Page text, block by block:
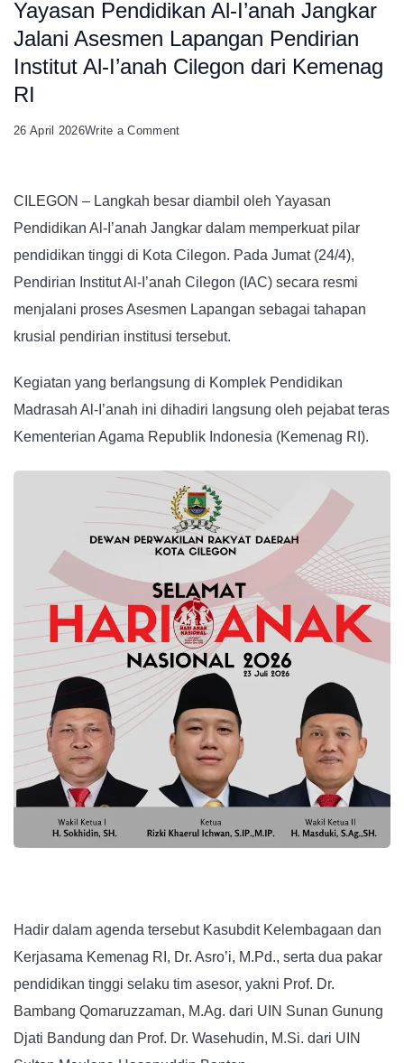
Yayasan Pendidikan Al-I’anah Jangkar
Jalani Asesmen Lapangan Pendirian
Institut Al-I’anah Cilegon dari Kemenag
RI
26 April 2026Write a Commenton
I’anah
Jangkar
Asesmen
Cilegon
dari
Kemenag
CILEGON – Langkah besar diambil oleh Yayasan
Pendidikan Al-I’anah Jangkar dalam memperkuat pilar
pendidikan tinggi di Kota Cilegon. Pada Jumat (24/4),
Pendirian Institut Al-I’anah Cilegon (IAC) secara resmi
menjalani proses Asesmen Lapangan sebagai tahapan
krusial pendirian institusi tersebut.
Kegiatan yang berlangsung di Komplek Pendidikan
Madrasah Al-I’anah ini dihadiri langsung oleh pejabat teras
Kementerian Agama Republik Indonesia (Kemenag RI).
Hadir dalam agenda tersebut Kasubdit Kelembagaan dan
Kerjasama Kemenag RI, Dr. Asro’i, M.Pd., serta dua pakar
pendidikan tinggi selaku tim asesor, yakni Prof. Dr.
Bambang Qomaruzzaman, M.Ag. dari UIN Sunan Gunung
Djati Bandung dan Prof. Dr. Wasehudin, M.Si. dari UIN